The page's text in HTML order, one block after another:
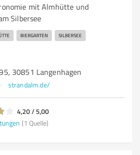
mit Almhütte und
Silbersee
BIERGARTEN SILBERSEE
30851 Langenhagen
strandalm.de/
4,20 / 5,00
(1 Quelle)